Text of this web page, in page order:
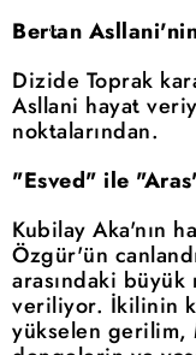
Bertan
Dizide Toprak
Asllani hayat
noktalarından.
"Esved" ile
Kubilay Aka'nın
Özgür'ün
arasındaki
veriliyor. İkilinin
yükselen gerilim,